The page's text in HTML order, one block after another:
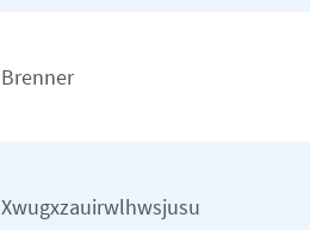
Brenner
Xwugxzauirwlhwsjusu